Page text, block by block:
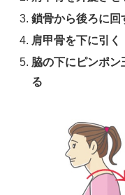
鎖骨から後ろに回
肩甲骨を下に引く
脇の下にピンポ
る